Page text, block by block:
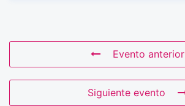
Evento anterior
Siguiente evento